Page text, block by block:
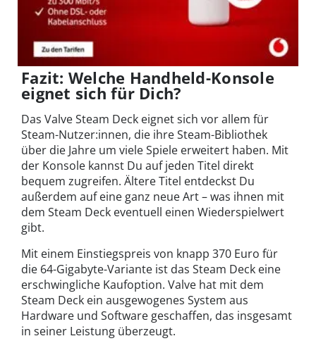
Fazit: Welche Handheld-Konsole
eignet sich für Dich?
Das Valve Steam Deck eignet sich vor allem für
Steam-Nutzer:innen, die ihre Steam-Bibliothek
über die Jahre um viele Spiele erweitert haben. Mit
der Konsole kannst Du auf jeden Titel direkt
bequem zugreifen. Ältere Titel entdeckst Du
außerdem auf eine ganz neue Art – was ihnen mit
dem Steam Deck eventuell einen Wiederspielwert
gibt.
Mit einem Einstiegspreis von knapp 370 Euro für
die 64-Gigabyte-Variante ist das Steam Deck eine
erschwingliche Kaufoption. Valve hat mit dem
Steam Deck ein ausgewogenes System aus
Hardware und Software geschaffen, das insgesamt
in seiner Leistung überzeugt.